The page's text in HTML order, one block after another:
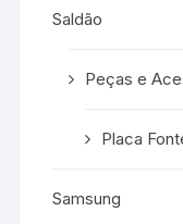
Saldão
Peças e
Placa
Samsung